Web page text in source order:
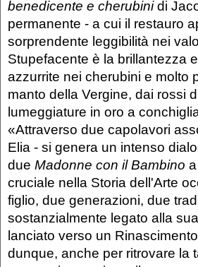
benedicente e cherubinidi
permanente - a cui il restauro
sorprendente leggibilità nei
Stupefacente è la brillantezza
azzurrite nei cherubini e molto
manto della Vergine, dai rossi
lumeggiature in oro a
«Attraverso due capolavori
Elia - si genera un intenso
due Madonne con il Bambino
cruciale nella Storia dell'Arte
figlio, due generazioni, due
sostanzialmente legato alla
lanciato verso un
dunque, anche per ritrovare la